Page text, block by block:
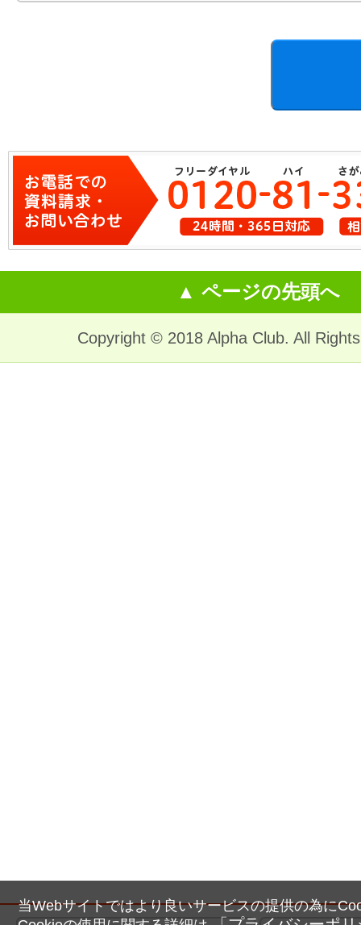
当Webサイトではより良いサービスの提供の為に
▲ ページの先頭へ
Copyright © 2018 Alpha Club. All